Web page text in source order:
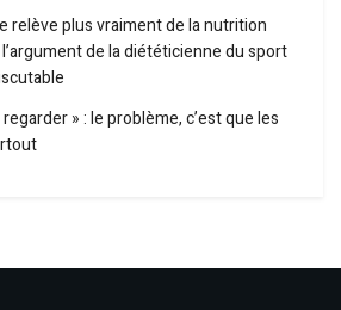
relève plus vraiment de la nutrition
de la diététicienne du sport
regarder » : le problème, c’est que les